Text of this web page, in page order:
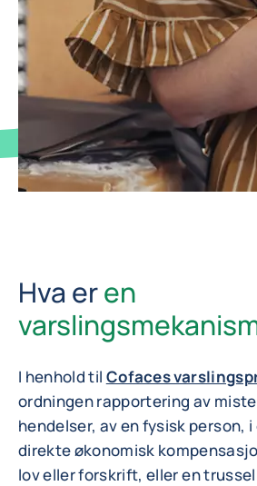
Hva eren
I henhold til Cofaces
ordningen rapportering av
hendelser, av en fysisk person,
direkte økonomisk
lov eller forskrift, eller en